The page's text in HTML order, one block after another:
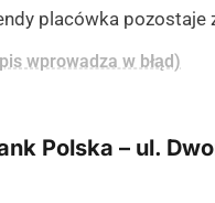
placówka pozostaje
wprowadza w błąd)
Polska – ul.